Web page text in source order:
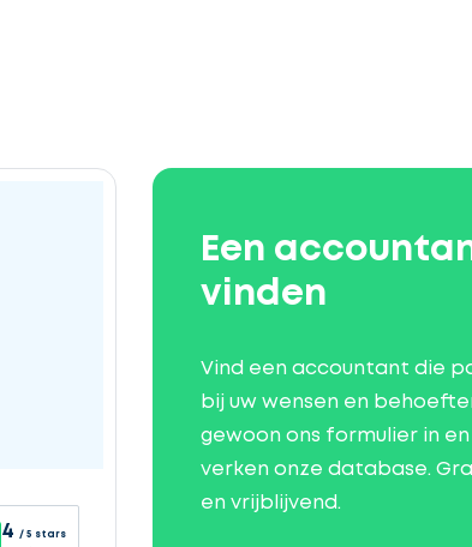
4 / 5 stars
Een
vinden
Vind een accountant die
bij uw wensen en
gewoon ons formulier in en
verken onze database.
en vrijblijvend.